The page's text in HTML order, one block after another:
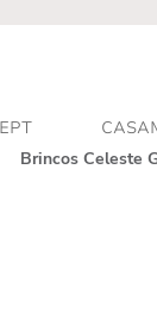
Brincos Celeste